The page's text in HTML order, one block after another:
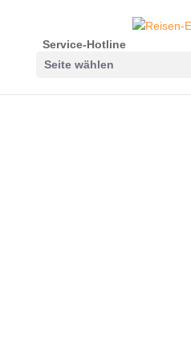
Service-Hotline
Seite wählen